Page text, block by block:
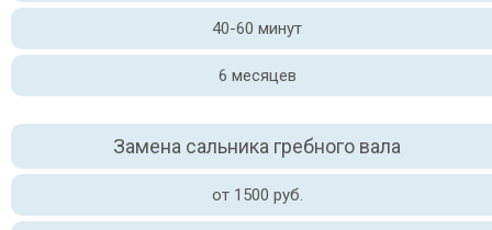
40-60 минут
6 месяцев
Замена сальника гребного вала
от 1500 руб.